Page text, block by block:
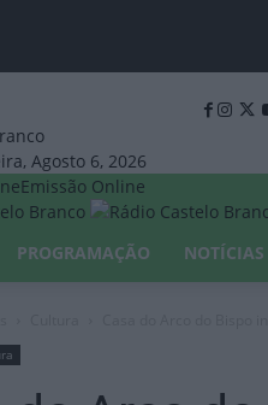
Agosto 6, 2026
Emissão Online
PROGRAMAÇÃO NOTÍCIAS